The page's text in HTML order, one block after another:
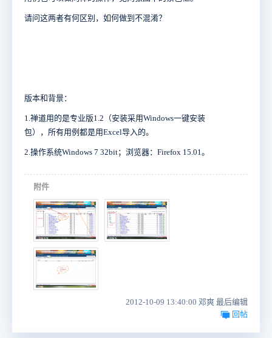
请问这两者有何区别，如何做到不混淆？
版本和背景：
1.禅道用的是专业版1.2（安装采用Windows一键安装
包），所有用例都是用Excel导入的。
2.操作系统Windows 7 32bit；浏览器：Firefox 15.01。
附件
2012-10-09 13:40:00 邓爽 最后编辑
回帖